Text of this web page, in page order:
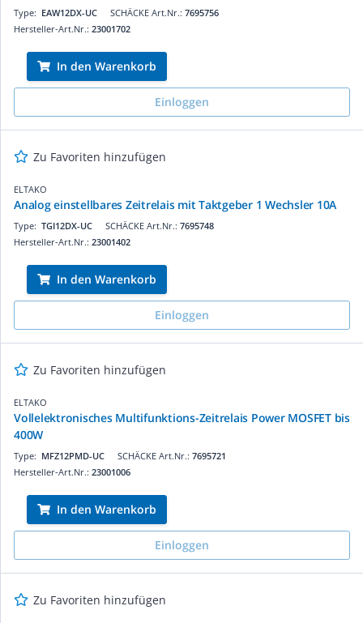
SCHÄCKE Art.Nr.: 7695756
Type: EAW12DX-UC
Hersteller-Art.Nr.: 23001702
In den Warenkorb
Einloggen
Zu Favoriten hinzufügen
ELTAKO
Analog einstellbares Zeitrelais mit Taktgeber 1 Wechsler 10A
SCHÄCKE Art.Nr.: 7695748
Type: TGI12DX-UC
Hersteller-Art.Nr.: 23001402
In den Warenkorb
Einloggen
Zu Favoriten hinzufügen
ELTAKO
Vollelektronisches Multifunktions-Zeitrelais Power MOSFET bis
400W
SCHÄCKE Art.Nr.: 7695721
Type: MFZ12PMD-UC
Hersteller-Art.Nr.: 23001006
In den Warenkorb
Einloggen
Zu Favoriten hinzufügen